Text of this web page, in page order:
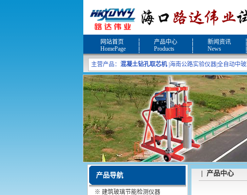
网站首页
HomePage
产品中心
Products
新闻资讯
News
主营产品： 混凝土钻孔取芯机| 海南公路实验仪器|全自动中
产品导航
※ 建筑玻璃节能检测仪器
| 产品中心